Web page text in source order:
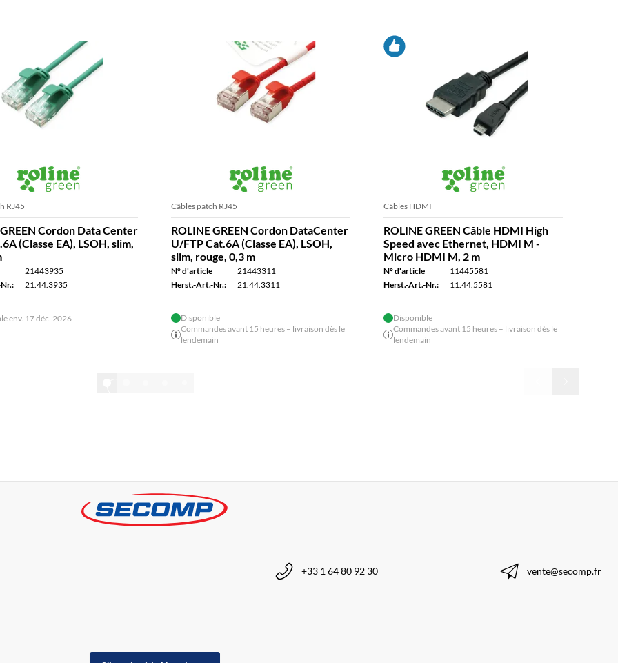
RJ45
Cordon Data Center
(Classe EA), LSOH, slim,
21443935
21.44.3935
env. 17 déc. 2026
Câbles patch RJ45
ROLINE GREEN Cordon DataCenter
U/FTP Cat.6A (Classe EA), LSOH,
slim, rouge, 0,3 m
N° d'article
21443311
Herst.-Art.-Nr.:
21.44.3311
Disponible
Commandes avant 15 heures – livraison dès le
lendemain
Câbles HDMI
ROLINE GREEN Câble HDMI High
Speed avec Ethernet, HDMI M -
Micro HDMI M, 2 m
N° d'article
11445581
Herst.-Art.-Nr.:
11.44.5581
Disponible
Commandes avant 15 heures – livraison dès le
lendemain
+33 1 64 80 92 30 vente@secomp.fr